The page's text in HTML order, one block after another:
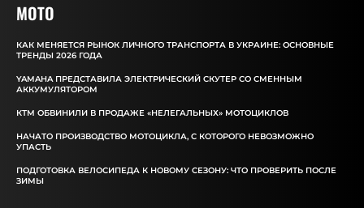
MOTO
КАК МЕНЯЕТСЯ РЫНОК ЛИЧНОГО ТРАНСПОРТА В УКРАИНЕ: ОСНОВНЫЕ
ТРЕНДЫ 2026 ГОДА
YAMAHA ПРЕДСТАВИЛА ЭЛЕКТРИЧЕСКИЙ СКУТЕР СО СМЕННЫМ
АККУМУЛЯТОРОМ
КТМ ОБВИНИЛИ В ПРОДАЖЕ «НЕЛЕГАЛЬНЫХ» МОТОЦИКЛОВ
НАЧАТО ПРОИЗВОДСТВО МОТОЦИКЛА, С КОТОРОГО НЕВОЗМОЖНО
УПАСТЬ
ПОДГОТОВКА ВЕЛОСИПЕДА К НОВОМУ СЕЗОНУ: ЧТО ПРОВЕРИТЬ ПОСЛЕ
ЗИМЫ